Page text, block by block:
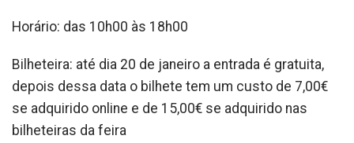
Horário: das 10h00 às 18h00
Bilheteira: até dia 20 de janeiro a entrada é gratuita,
depois dessa data o bilhete tem um custo de 7,00€
se adquirido online e de 15,00€ se adquirido nas
bilheteiras da feira